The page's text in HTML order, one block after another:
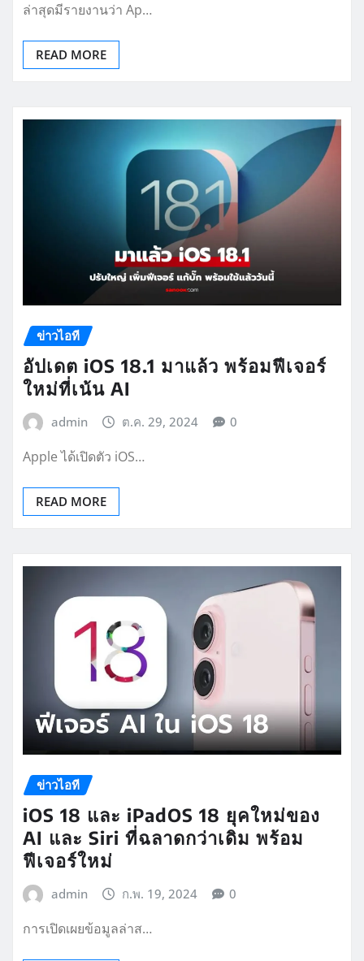
ล่าสุดมีรายงานว่า Ap…
READ MORE
ข่าวไอที
อัปเดต iOS 18.1 มาแล้ว พร้อมฟีเจอร์
ใหม่ที่เน้น AI
admin ต.ค. 29, 2024 0
Apple ได้เปิดตัว iOS…
READ MORE
ข่าวไอที
iOS 18 และ iPadOS 18 ยุคใหม่ของ
AI และ Siri ที่ฉลาดกว่าเดิม พร้อม
ฟีเจอร์ใหม่
admin ก.พ. 19, 2024 0
การเปิดเผยข้อมูลล่าส…